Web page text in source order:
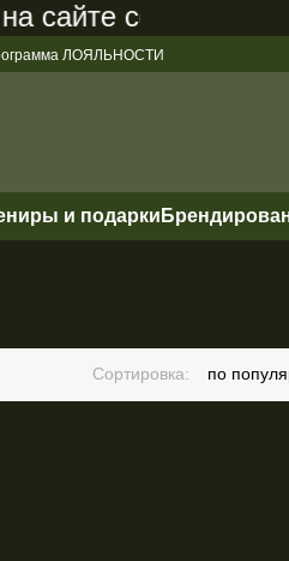
составляет
ЛОЯЛЬНОСТИ
и подарки
Сортировка: по